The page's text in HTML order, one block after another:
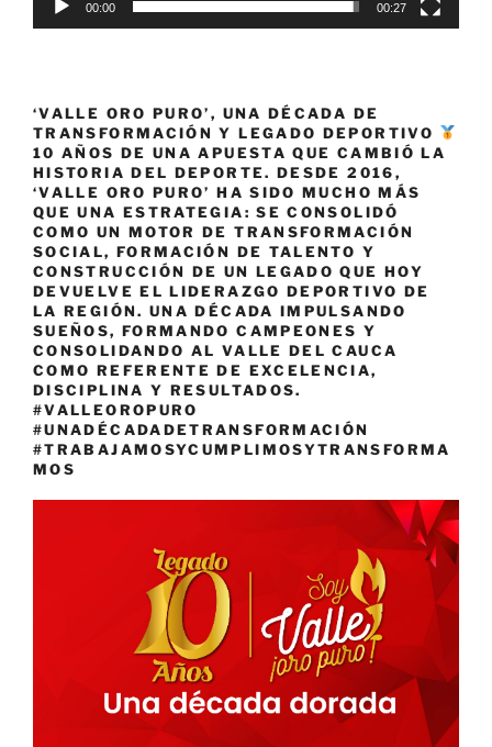
00:00 00:27
‘VALLE ORO PURO’, UNA DÉCADA DE
TRANSFORMACIÓN Y LEGADO DEPORTIVO
10 AÑOS DE UNA APUESTA QUE CAMBIÓ LA
HISTORIA DEL DEPORTE. DESDE 2016,
‘VALLE ORO PURO’ HA SIDO MUCHO MÁS
QUE UNA ESTRATEGIA: SE CONSOLIDÓ
COMO UN MOTOR DE TRANSFORMACIÓN
SOCIAL, FORMACIÓN DE TALENTO Y
CONSTRUCCIÓN DE UN LEGADO QUE HOY
DEVUELVE EL LIDERAZGO DEPORTIVO DE
LA REGIÓN. UNA DÉCADA IMPULSANDO
SUEÑOS, FORMANDO CAMPEONES Y
CONSOLIDANDO AL VALLE DEL CAUCA
COMO REFERENTE DE EXCELENCIA,
DISCIPLINA Y RESULTADOS.
#VALLEOROPURO
#UNADÉCADADETRANSFORMACIÓN
#TRABAJAMOSYCUMPLIMOSYTRANSFORMA
MOS